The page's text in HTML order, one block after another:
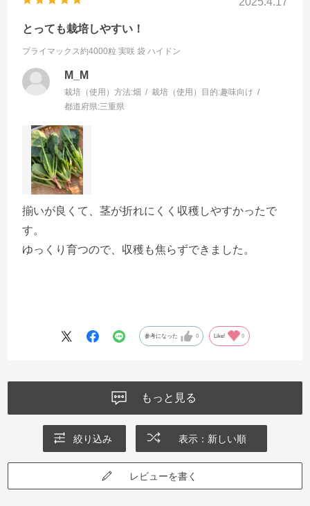
とっても栽培しやすい！
プライマックス約4000粒 実咲 袋 ハイドン
M_M
栽培（使用）方法:畑 栽培（使用）目的:趣味向け
都道府県:三重県
揃いが良くて、茎が折れにくく収穫しやすかったで
す。
ゆっくり育つので、収穫も焦らずできました。
参考になった 0 Like! 0
もっと見る
絞り込み 表示：新しい順
レビューを書く